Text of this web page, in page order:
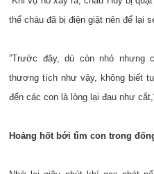
thể cháu đã bị điện giật nên để lại
”Trước đây, dù còn nhỏ nhưng
thương tích như vậy, không biết
đến các con là lòng lại đau như
Hoảng hốt bới tìm con trong